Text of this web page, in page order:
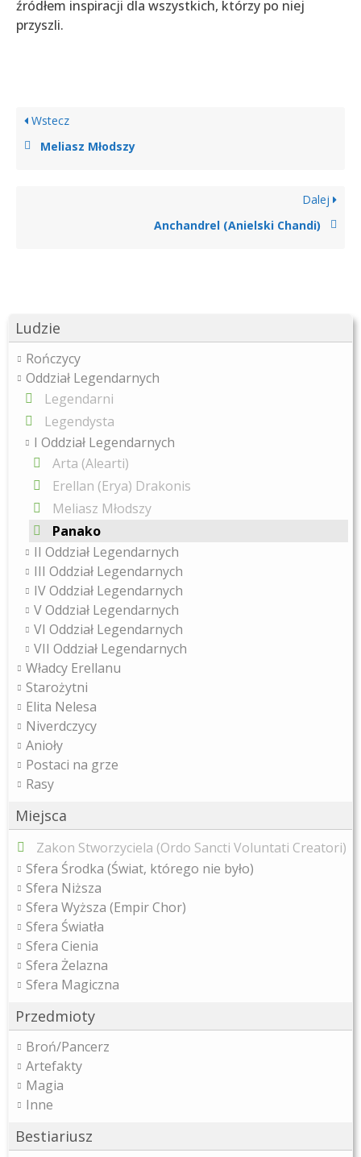
Ludzie
Rończycy
Oddział Legendarnych
Legendarni
Legendysta
I Oddział Legendarnych
Arta (Alearti)
Erellan (Erya) Drakonis
Meliasz Młodszy
Panako
II Oddział Legendarnych
III Oddział Legendarnych
IV Oddział Legendarnych
V Oddział Legendarnych
VI Oddział Legendarnych
VII Oddział Legendarnych
Władcy Erellanu
Starożytni
Elita Nelesa
Niverdczycy
Anioły
Postaci na grze
Rasy
Miejsca
Zakon Stworzyciela (Ordo Sancti Voluntati Creatori)
Sfera Środka (Świat, którego nie było)
Sfera Niższa
Sfera Wyższa (Empir Chor)
Sfera Światła
Sfera Cienia
Sfera Żelazna
Sfera Magiczna
Przedmioty
Broń/Pancerz
Artefakty
Magia
Inne
Bestiariusz
źródłem inspiracji dla wszystkich, którzy po niej
przyszli.
Wstecz
Meliasz Młodszy
Dalej
Anchandrel (Anielski Chandi)